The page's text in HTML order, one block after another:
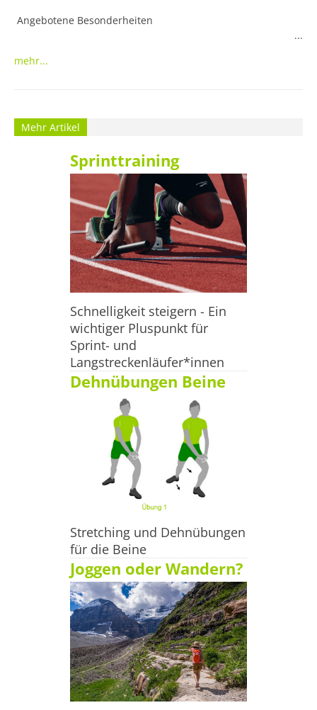
Fachpersonal von Runners Point können Kunden bei einer
Sortiment, Marken & Spezialisierung
Adidas, Nike, Puma, Reebok, Asics, PowerBar, Polar,
Brooks, Saucony, Mizuno, New Balance, Odlo, Gore, Petzl,
edit: Im Mai 2020 wurde bekannt gegeben, dass sämtliche
Runners Point-Filialen geschlossen werden.
Wenn Du selbst noch Sportgeschäfte in Recklinghausen
kennst oder betreibst, oder einige Daten
mehr...
Mehr Artikel
Sprinttraining
Schnelligkeit steigern - Ein
wichtiger Pluspunkt für
Sprint- und
Langstreckenläufer*innen
Dehnübungen Beine
Stretching und Dehnübungen
für die Beine
Joggen oder Wandern?